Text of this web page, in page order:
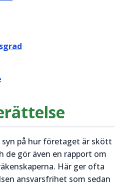
syn på hur företaget är skött
de gör även en rapport om
Här ger ofta
ansvarsfrihet som sedan